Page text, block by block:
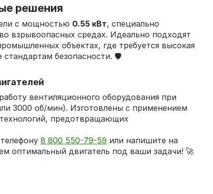
решения
с мощностью 0.55 кВт, специально
взрывоопасных средах. Идеально подходят
объектах, где требуется высокая
стандартам безопасности. 🛡️
вентиляционного оборудования при
3000 об/мин). Изготовлены с применением
предотвращающих
8 800 550-79-59 или напишите на
оптимальный двигатель под ваши задачи! 🚀